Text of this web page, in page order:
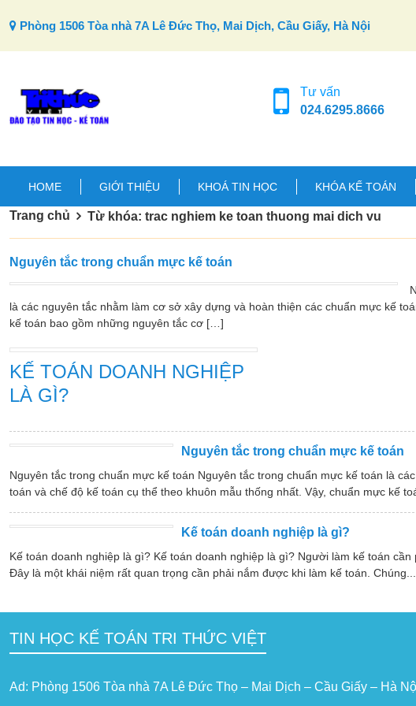
Phòng 1506 Tòa nhà 7A Lê Đức Thọ, Mai Dịch, Cầu Giấy, Hà Nội
Tư vấn
024.6295.8666
HOME GIỚI THIỆU KHOÁ TIN HỌC KHÓA KẾ TOÁN
Trang chủ Từ khóa: trac nghiem ke toan thuong mai dich vu
Nguyên tắc trong chuẩn mực kế toán
là các nguyên tắc nhằm làm cơ sở xây dựng và hoàn thiện các chuẩn mực kế
kế toán bao gồm những nguyên tắc cơ […]
KẾ TOÁN DOANH NGHIỆP
LÀ GÌ?
Nguyên tắc trong chuẩn mực kế toán
Nguyên tắc trong chuẩn mực kế toán Nguyên tắc trong chuẩn mực kế toán là
toán và chế độ kế toán cụ thể theo khuôn mẫu thống nhất. Vậy, chuẩn mực kế
Kế toán doanh nghiệp là gì?
Kế toán doanh nghiệp là gì? Kế toán doanh nghiệp là gì? Người làm kế toán
Đây là một khái niệm rất quan trọng cần phải nắm được khi làm kế toán. Chúng...
TIN HỌC KẾ TOÁN TRI THỨC VIỆT
Ad: Phòng 1506 Tòa nhà 7A Lê Đức Thọ – Mai Dịch – Cầu Giấy – Hà